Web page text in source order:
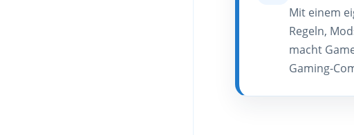
Mit einem
Regeln,
macht
Gaming-